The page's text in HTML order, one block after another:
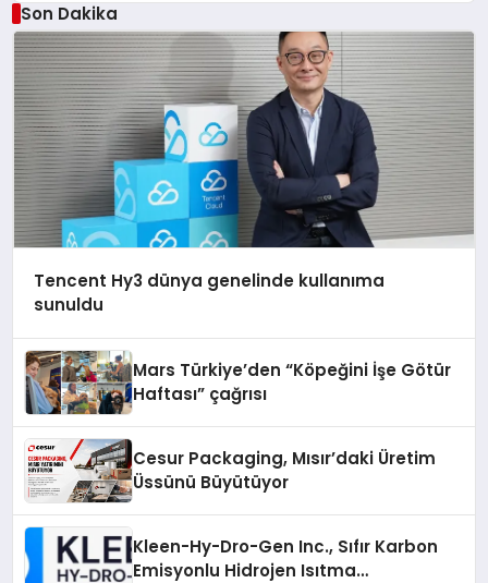
Son Dakika
Tencent Hy3 dünya genelinde kullanıma
sunuldu
Mars Türkiye’den “Köpeğini İşe Götür
Haftası” çağrısı
Cesur Packaging, Mısır’daki Üretim
Üssünü Büyütüyor
Kleen-Hy-Dro-Gen Inc., Sıfır Karbon
Emisyonlu Hidrojen Isıtma